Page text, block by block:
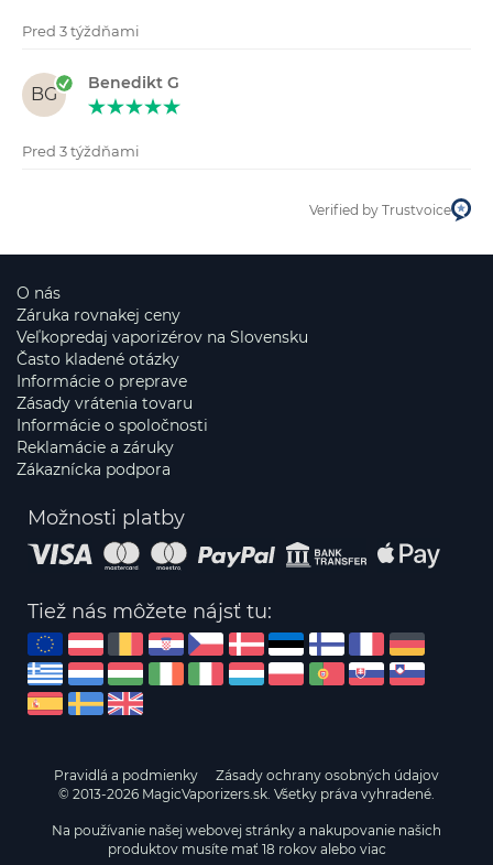
Pred 3 týždňami
BG
Benedikt G
Pred 3 týždňami
Verified by Trustvoice
O nás
Záruka rovnakej ceny
Veľkopredaj vaporizérov na Slovensku
Často kladené otázky
Informácie o preprave
Zásady vrátenia tovaru
Informácie o spoločnosti
Reklamácie a záruky
Zákaznícka podpora
Možnosti platby
Tiež nás môžete nájsť tu:
Pravidlá a podmienky
Zásady ochrany osobných údajov
© 2013-2026 MagicVaporizers.sk. Všetky práva vyhradené.
Na používanie našej webovej stránky a nakupovanie našich
produktov musíte mať 18 rokov alebo viac